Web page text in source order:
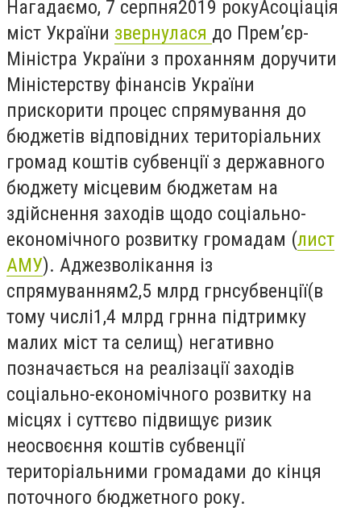
Нагадаємо, 7 серпня2019 рокуАсоціація
міст України звернулася до Прем’єр-
Міністра України з проханням доручити
Міністерству фінансів України
прискорити процес спрямування до
бюджетів відповідних територіальних
громад коштів субвенції з державного
бюджету місцевим бюджетам на
здійснення заходів щодо соціально-
економічного розвитку громадам (лист
АМУ). Аджезволікання із
спрямуванням2,5 млрд грнсубвенції(в
тому числі1,4 млрд грнна підтримку
малих міст та селищ) негативно
позначається на реалізації заходів
соціально-економічного розвитку на
місцях і суттєво підвищує ризик
неосвоєння коштів субвенції
територіальними громадами до кінця
поточного бюджетного року.